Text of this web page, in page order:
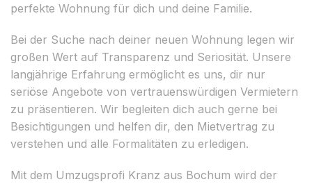
perfekte Wohnung für dich und deine Familie.
Bei der Suche nach deiner neuen Wohnung legen wir
großen Wert auf Transparenz und Seriosität. Unsere
langjährige Erfahrung ermöglicht es uns, dir nur
seriöse Angebote von vertrauenswürdigen Vermietern
zu präsentieren. Wir begleiten dich auch gerne bei
Besichtigungen und helfen dir, den Mietvertrag zu
verstehen und alle Formalitäten zu erledigen.
Mit dem Umzugsprofi Kranz aus Bochum wird der